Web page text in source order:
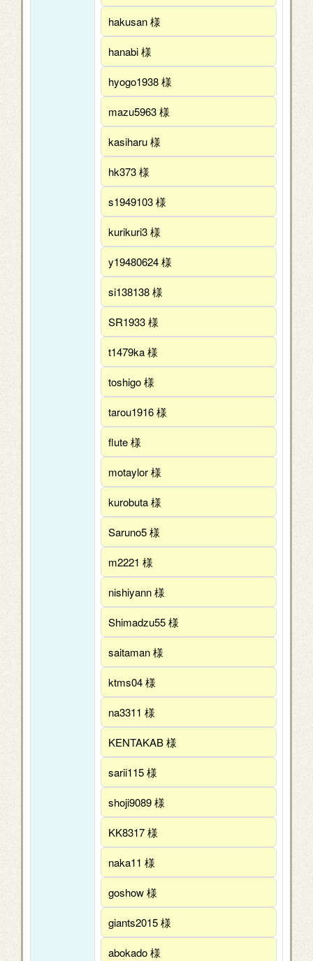
hakusan 様
hanabi 様
hyogo1938 様
mazu5963 様
kasiharu 様
hk373 様
s1949103 様
kurikuri3 様
y19480624 様
si138138 様
SR1933 様
t1479ka 様
toshigo 様
tarou1916 様
flute 様
motaylor 様
kurobuta 様
Saruno5 様
m2221 様
nishiyann 様
Shimadzu55 様
saitaman 様
ktms04 様
na3311 様
KENTAKAB 様
sarii115 様
shoji9089 様
KK8317 様
naka11 様
goshow 様
giants2015 様
abokado 様